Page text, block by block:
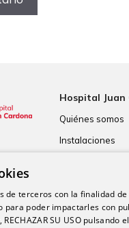
Hospital Juan
Quiénes somos
Instalaciones
de terceros con la finalidad
para poder impactarles con
SU USO pulsando